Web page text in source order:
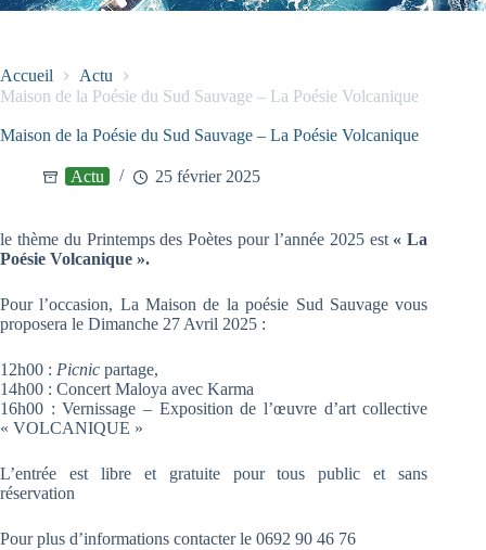
Accueil
Actu
Maison de la Poésie du Sud Sauvage – La Poésie Volcanique
Maison de la Poésie du Sud Sauvage – La Poésie Volcanique
Actu 25 février 2025
le thème du Printemps des Poètes pour l’année 2025 est« La
Poésie Volcanique ».
Pour l’occasion, La Maison de la poésie Sud Sauvage vous
proposera le Dimanche 27 Avril 2025 :
12h00 : Picnic partage,
14h00 : Concert Maloya avec Karma
16h00 : Vernissage – Exposition de l’œuvre d’art collective
« VOLCANIQUE »
L’entrée est libre et gratuite pour tous public et sans
réservation
Pour plus d’informations contacter le 0692 90 46 76